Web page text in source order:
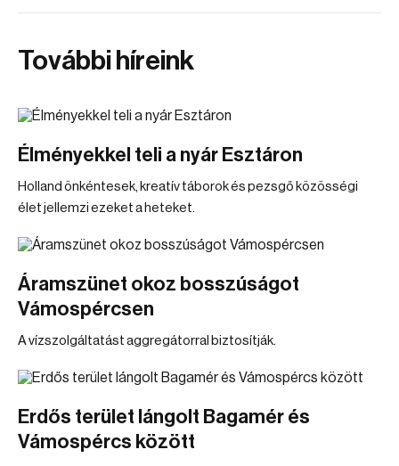
További híreink
Élményekkel teli a nyár Esztáron
Holland önkéntesek, kreatív táborok és pezsgő közösségi
élet jellemzi ezeket a heteket.
Áramszünet okoz bosszúságot
Vámospércsen
A vízszolgáltatást aggregátorral biztosítják.
Erdős terület lángolt Bagamér és
Vámospércs között